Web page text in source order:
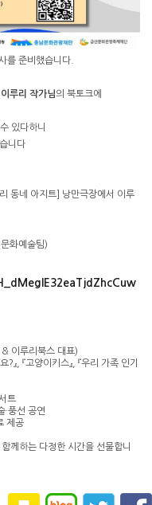
를 준비했습니다.
이루리 작가님의 북토크에
있다하니
니다
동네 아지트] 낭만극장에서 이루
화예술팀)
& 이루리북스 대표)
』, 『고양이키스』, 『우리 가족 인기
트
·풍선 공연
제공
께하는 다정한 시간을 선물합니